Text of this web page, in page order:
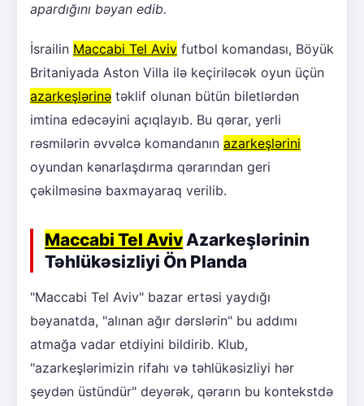
apardığını bəyan edib.
İsrailin Maccabi Tel Aviv futbol komandası, Böyük
Britaniyada Aston Villa ilə keçiriləcək oyun üçün
azarkeşlərinə təklif olunan bütün biletlərdən
imtina edəcəyini açıqlayıb. Bu qərar, yerli
rəsmilərin əvvəlcə komandanın azarkeşlərini
oyundan kənarlaşdırma qərarından geri
çəkilməsinə baxmayaraq verilib.
Maccabi Tel AvivAzarkeşlərinin
Təhlükəsizliyi Ön Planda
"Maccabi Tel Aviv" bazar ertəsi yaydığı
bəyanatda, "alınan ağır dərslərin" bu addımı
atmağa vadar etdiyini bildirib. Klub,
"azarkeşlərimizin rifahı və təhlükəsizliyi hər
şeydən üstündür" deyərək, qərarın bu kontekstdə